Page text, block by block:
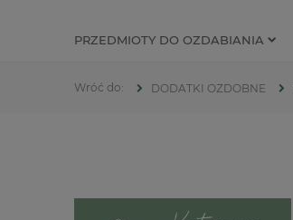
PRZEDMIOTY DO OZDABIANIA
DODATKI OZDOBNE